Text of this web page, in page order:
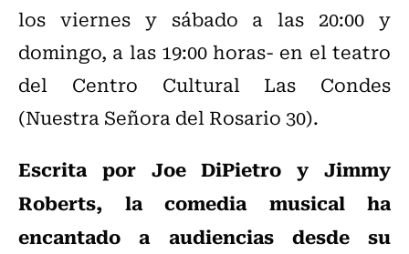
los viernes y sábado a las 20:00 y
domingo, a las 19:00 horas- en el teatro
del Centro Cultural Las Condes
(Nuestra Señora del Rosario 30).
Escrita por Joe DiPietro y Jimmy
Roberts, la comedia musical ha
encantado a audiencias desde su